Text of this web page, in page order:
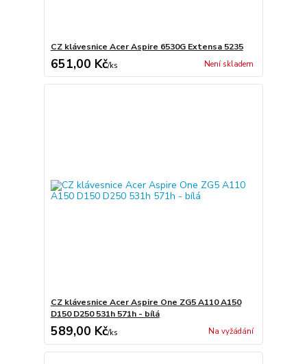
CZ klávesnice Acer Aspire 6530G Extensa 5235
651,00 Kč/ks Není skladem
CZ klávesnice Acer Aspire One ZG5 A110 A150
D150 D250 531h 571h - bílá
589,00 Kč/ks Na vyžádání